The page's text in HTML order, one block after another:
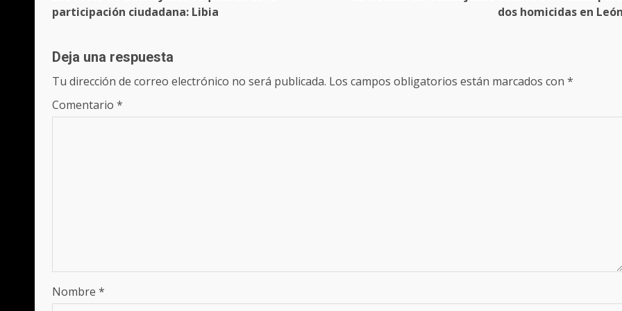
leyendo
participación ciudadana: Libia
dos homicidas en León
Deja una respuesta
Tu dirección de correo electrónico no será publicada. Los campos obligatorios están marcados con *
Comentario *
Nombre *